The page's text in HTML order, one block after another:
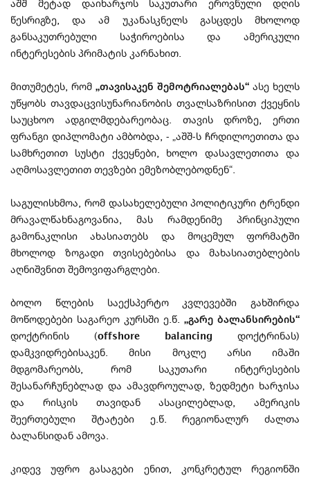
აშშ მეტად დაიხარჯოს საკუთარი ეროვნული დღის
წესრიგზე, და ამ უკანასკნელს გასცდეს მხოლოდ
განსაკუთრებული საჭიროებისა და ამერიკული
ინტერესების პრიმატის კარნახით.
მითუმეტეს, რომ „თავისაკენ შემოტრიალებას“ ასე ხელს
უწყობს თავდაცვისუნარიანობის თვალსაზრისით ქვეყნის
საუცხოო ადგილმდებარეობაც. თავის დროზე, ერთი
ფრანგი დიპლომატი ამბობდა, - „აშშ-ს ჩრდილოეთითა და
სამხრეთით სუსტი ქვეყნები, ხოლო დასავლეთითა და
აღმოსავლეთით თევზები ემეზობლებოდნენ“.
საგულისხმოა, რომ დასახელებული პოლიტიკური ტრენდი
მრავალწახნაგოვანია, მას რამდენიმე პრინციპული
გამონაკლისი ახასიათებს და მოცემულ ფორმატში
მხოლოდ ზოგადი თვისებებისა და მახასიათებლების
აღნიშვნით შემოვიფარგლები.
ბოლო წლების საექსპერტო კვლევებში გახშირდა
მოწოდებები საგარეო კურსში ე.წ. „გარე ბალანსირების“
დოქტრინის (offshore balancing დოქტრინას)
დამკვიდრებისაკენ. მისი მოკლე არსი იმაში
მდგომარეობს, რომ საკუთარი ინტერესების
შესანარჩუნებლად და ამავდროულად, ზედმეტი ხარჯისა
და რისკის თავიდან ასაცილებლად, ამერიკის
შეერთებული შტატები ე.წ. რეგიონალურ ძალთა
ბალანსიდან ამოვა.
კიდევ უფრო გასაგები ენით, კონკრეტულ რეგიონში